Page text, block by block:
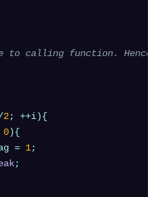
to calling function.
2; ++i){
0 ){
=
1;
;